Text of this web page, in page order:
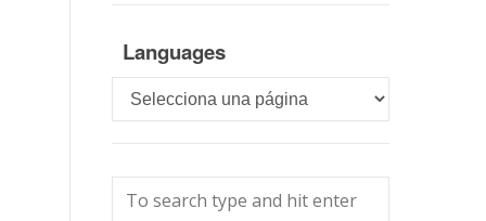
Languages
Languages